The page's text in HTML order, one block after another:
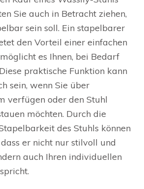
Sie auch in Betracht ziehen,
sein soll. Ein stapelbarer
den Vorteil einer einfachen
es Ihnen, bei Bedarf
praktische Funktion kann
sein, wenn Sie über
verfügen oder den Stuhl
möchten. Durch die
des Stuhls können
er nicht nur stilvoll und
auch Ihren individuellen